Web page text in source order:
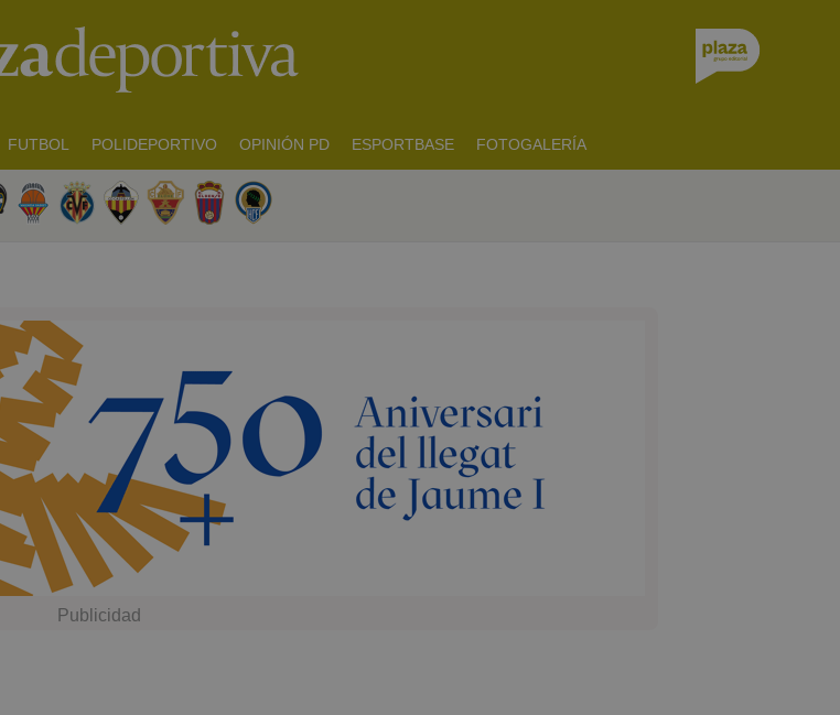
FUTBOL POLIDEPORTIVO OPINIÓN PD ESPORTBASE FOTOGALERÍA